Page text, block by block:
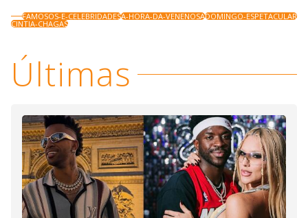
FAMOSOS-E-CELEBRIDADESA-HORA-DA-VENENOSADOMINGO-ESPETACULAR
CINTIA-CHAGAS
Últimas